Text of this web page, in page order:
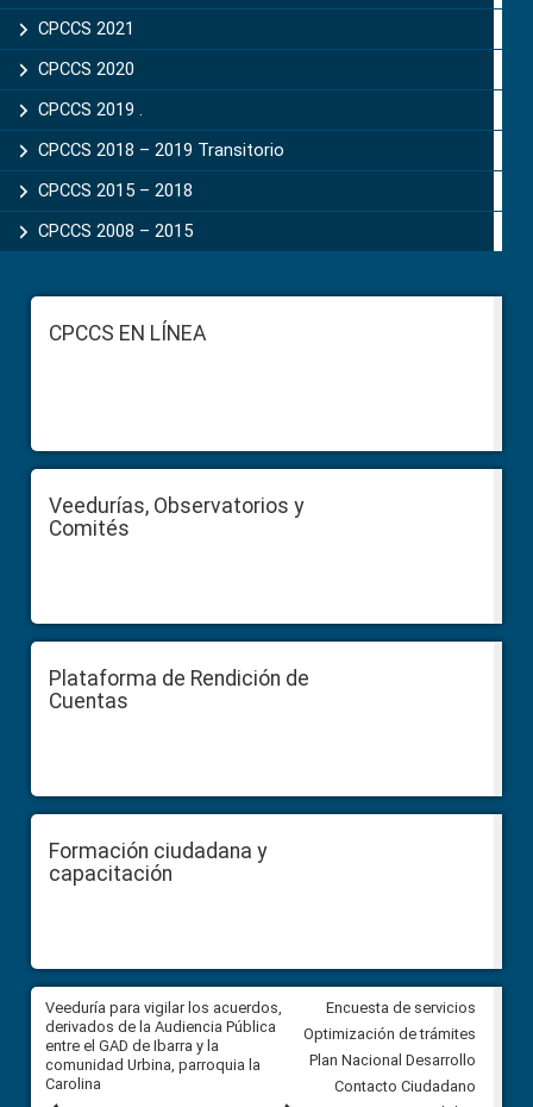
CPCCS 2021
CPCCS 2020
CPCCS 2019 .
CPCCS 2018 – 2019 Transitorio
CPCCS 2015 – 2018
CPCCS 2008 – 2015
FooterCPCCS EN LÍNEA
Veedurías, Observatorios y
Comités
Plataforma de Rendición de
Cuentas
Formación ciudadana y
capacitación
Veeduría para vigilar los acuerdos,
derivados de la Audiencia Pública
entre el GAD de Ibarra y la
comunidad Urbina, parroquia la
Carolina
CPCCS convoca a Veeduría
Ciudadana para vigilar el
Encuesta de servicios
Optimización de trámites
Plan Nacional Desarrollo
Contacto Ciudadano